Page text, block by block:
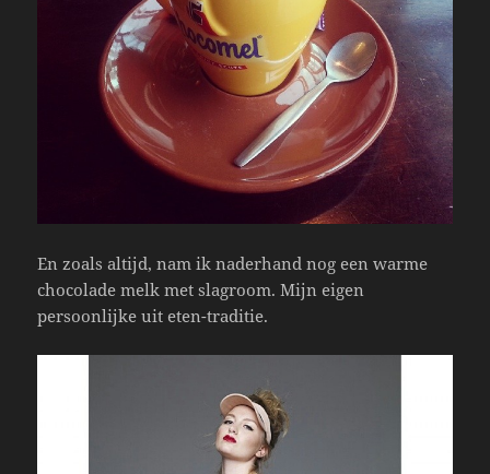
En zoals altijd, nam ik naderhand nog een warme
chocolade melk met slagroom. Mijn eigen
persoonlijke uit eten-traditie.